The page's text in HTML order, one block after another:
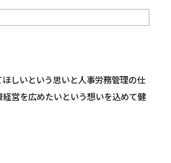
しいという思いと人事労務管理の仕
営を広めたいという想いを込めて健